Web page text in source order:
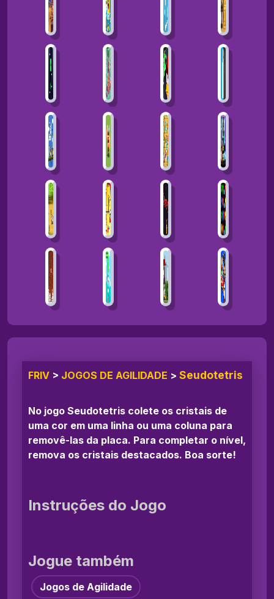
FRIV > JOGOS DE AGILIDADE > Seudotetris
No jogo Seudotetris colete os cristais de
uma cor em uma linha ou uma coluna para
removê-las da placa. Para completar o nível,
remova os cristais destacados. Boa sorte!
Instruções do Jogo
Jogue também
Jogos de Agilidade